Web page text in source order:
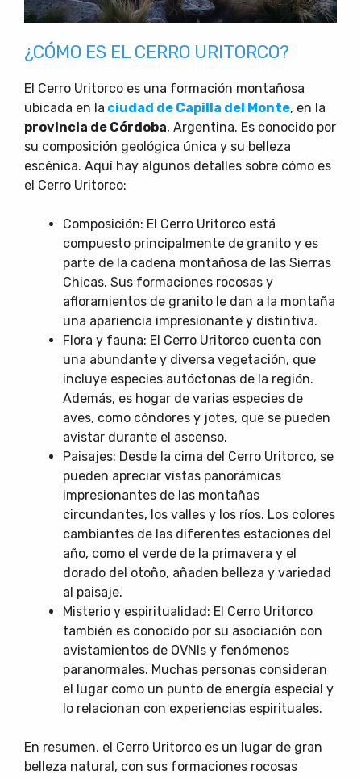
¿CÓMO ES EL CERRO URITORCO?
El Cerro Uritorco es una formación montañosa
ubicada en la ciudad de Capilla del Monte, en la
provincia de Córdoba, Argentina. Es conocido por
su composición geológica única y su belleza
escénica. Aquí hay algunos detalles sobre cómo es
el Cerro Uritorco:
Composición: El Cerro Uritorco está
compuesto principalmente de granito y es
parte de la cadena montañosa de las Sierras
Chicas. Sus formaciones rocosas y
afloramientos de granito le dan a la montaña
una apariencia impresionante y distintiva.
Flora y fauna: El Cerro Uritorco cuenta con
una abundante y diversa vegetación, que
incluye especies autóctonas de la región.
Además, es hogar de varias especies de
aves, como cóndores y jotes, que se pueden
avistar durante el ascenso.
Paisajes: Desde la cima del Cerro Uritorco, se
pueden apreciar vistas panorámicas
impresionantes de las montañas
circundantes, los valles y los ríos. Los colores
cambiantes de las diferentes estaciones del
año, como el verde de la primavera y el
dorado del otoño, añaden belleza y variedad
al paisaje.
Misterio y espiritualidad: El Cerro Uritorco
también es conocido por su asociación con
avistamientos de OVNIs y fenómenos
paranormales. Muchas personas consideran
el lugar como un punto de energía especial y
lo relacionan con experiencias espirituales.
En resumen, el Cerro Uritorco es un lugar de gran
belleza natural, con sus formaciones rocosas